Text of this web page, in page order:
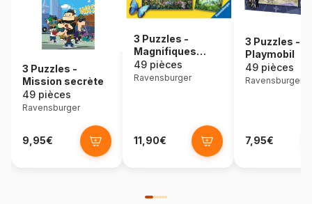
3 Puzzles -
Mission secrète
49 pièces
Ravensburger
9,95€
3 Puzzles -
Magnifiques
Licornes
49 pièces
Ravensburger
11,90€
3 Puzzles -
Playmobil
49 pièces
Ravensburger
7,95€